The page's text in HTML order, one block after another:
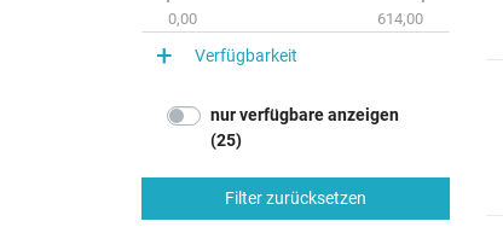
0,00 614,00
Verfügbarkeit
nur verfügbare anzeigen
(25)
Filter zurücksetzen